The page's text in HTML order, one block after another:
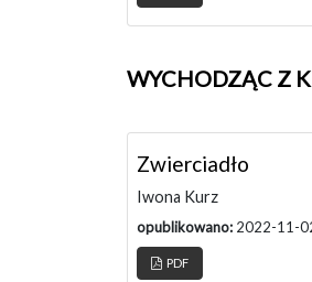
WYCHODZĄC Z
Zwierciadło
Iwona Kurz
opublikowano:2022-11-
PDF